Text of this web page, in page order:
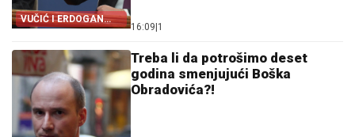
VUČIĆ I ERDOGAN
SPOJILI SRBIJU I
16:09 1
Treba li da potrošimo deset
godina smenjujući Boška
Obradovića?!